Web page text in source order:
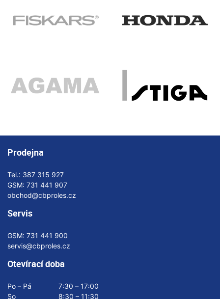
Prodejna
Tel.: 387 315 927
GSM: 731 441 907
obchod@cbproles.cz
Servis
GSM: 731 441 900
servis@cbproles.cz
Otevírací doba
Po – Pá
7:30 – 17:00
So
8:30 – 11:30